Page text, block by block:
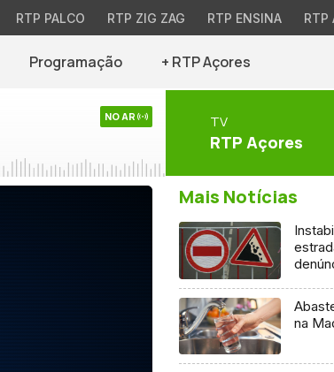
RTP PALCO RTP ZIG ZAG RTP ENSINA RTP
Programação + RTP Açores
NO AR TV
RTP Açores
Mais Notícias
na